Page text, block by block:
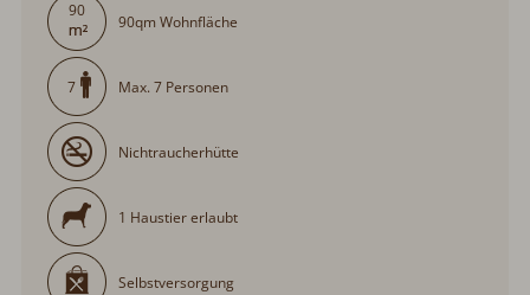
90
90qm Wohnfläche
7 Max. 7 Personen
Nichtraucherhütte
1 Haustier erlaubt
Selbstversorgung